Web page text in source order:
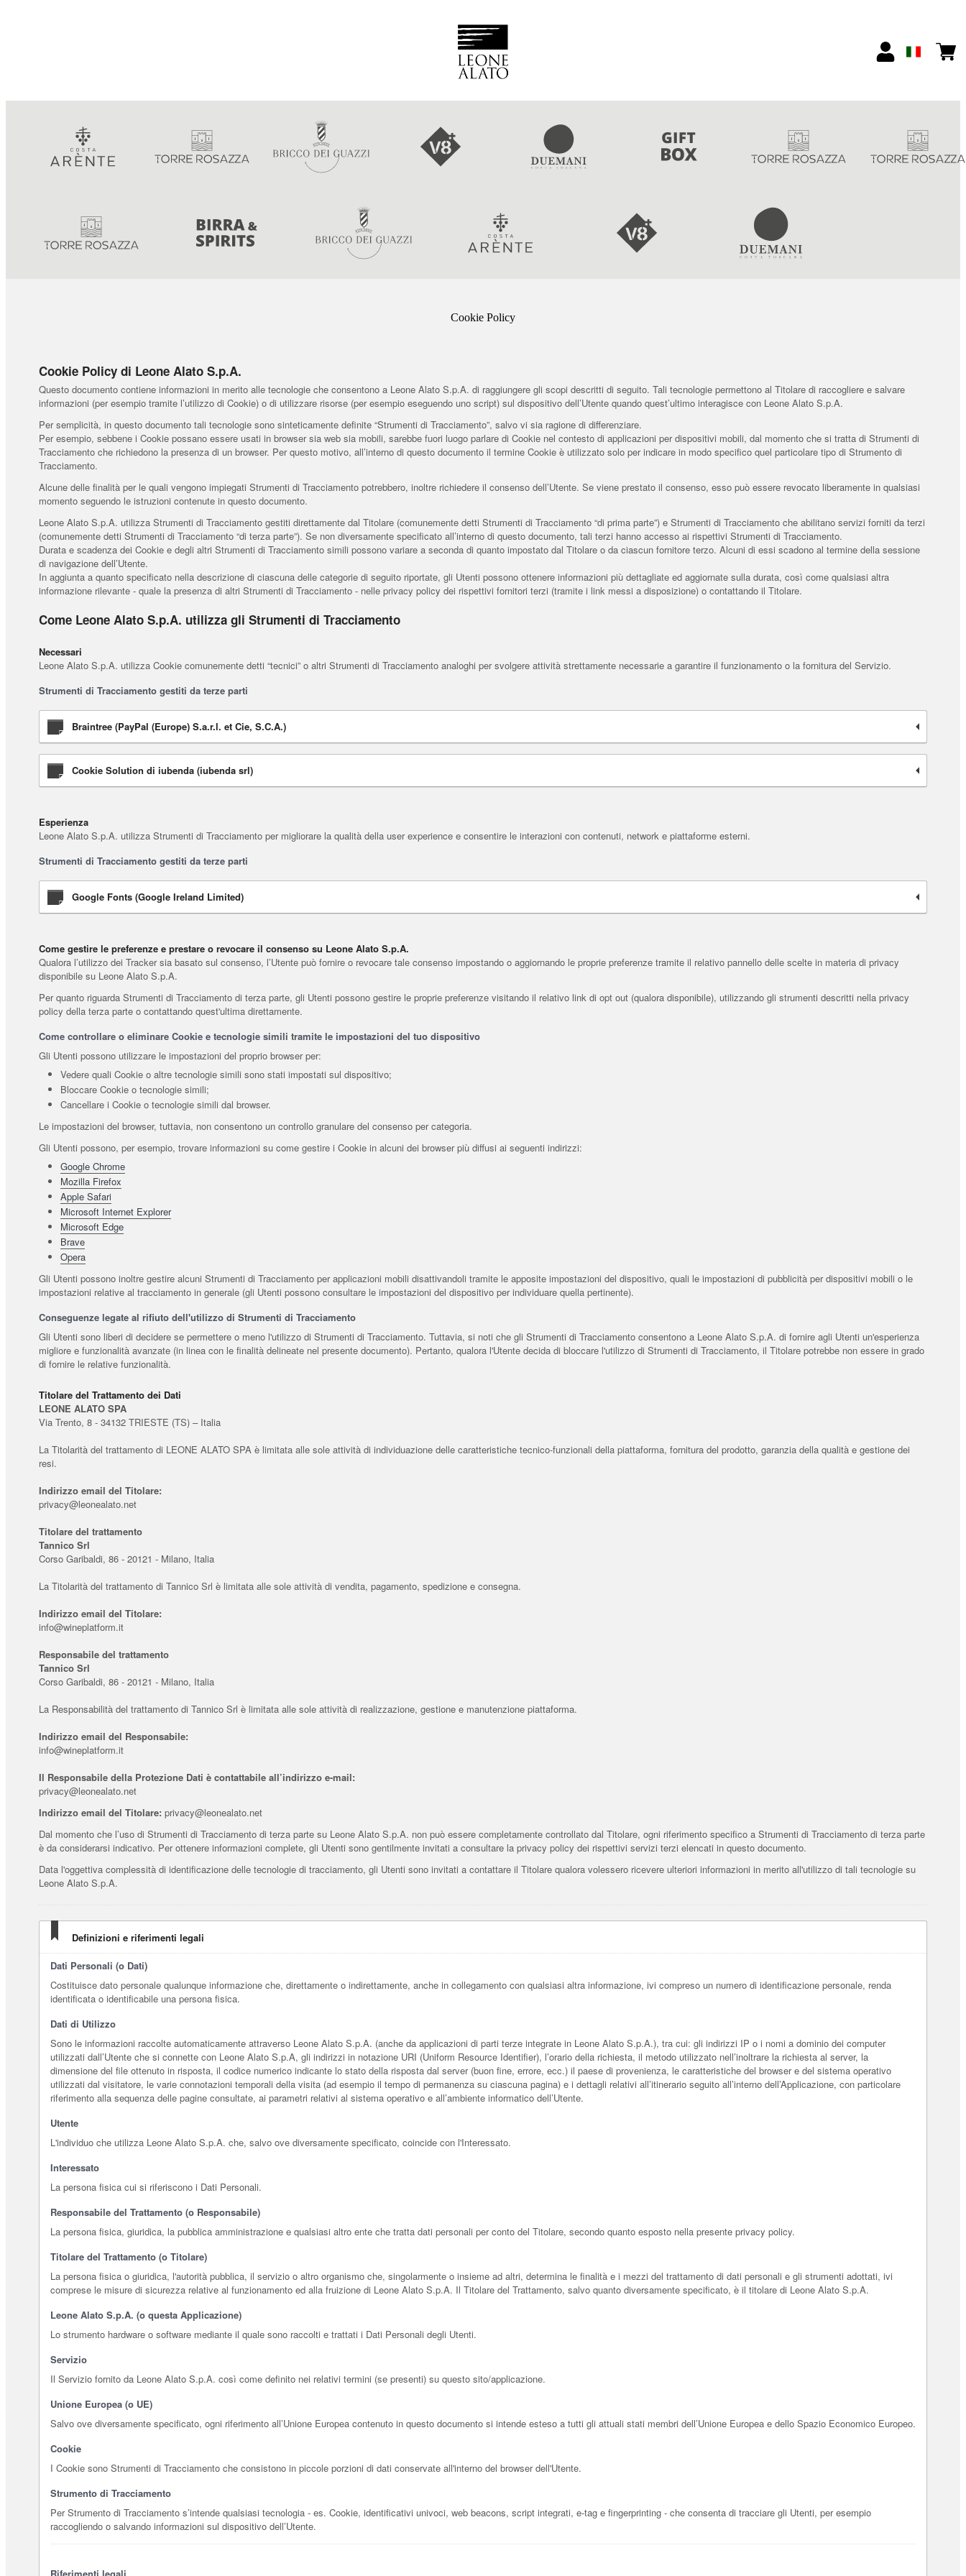
Cookie Policy
Cookie Policy di Leone Alato S.p.A.
Questo documento contiene informazioni in merito alle tecnologie che consentono a Leone Alato S.p.A. di raggiungere gli scopi descritti di seguito. Tali tecnologie permettono al Titolare di raccogliere e salvare
informazioni (per esempio tramite l’utilizzo di Cookie) o di utilizzare risorse (per esempio eseguendo uno script) sul dispositivo dell’Utente quando quest’ultimo interagisce con Leone Alato S.p.A.
Per semplicità, in questo documento tali tecnologie sono sinteticamente definite “Strumenti di Tracciamento”, salvo vi sia ragione di differenziare.
Per esempio, sebbene i Cookie possano essere usati in browser sia web sia mobili, sarebbe fuori luogo parlare di Cookie nel contesto di applicazioni per dispositivi mobili, dal momento che si tratta di Strumenti di
Tracciamento che richiedono la presenza di un browser. Per questo motivo, all’interno di questo documento il termine Cookie è utilizzato solo per indicare in modo specifico quel particolare tipo di Strumento di
Tracciamento.
Alcune delle finalità per le quali vengono impiegati Strumenti di Tracciamento potrebbero, inoltre richiedere il consenso dell’Utente. Se viene prestato il consenso, esso può essere revocato liberamente in qualsiasi
momento seguendo le istruzioni contenute in questo documento.
Leone Alato S.p.A. utilizza Strumenti di Tracciamento gestiti direttamente dal Titolare (comunemente detti Strumenti di Tracciamento “di prima parte”) e Strumenti di Tracciamento che abilitano servizi forniti da terzi
(comunemente detti Strumenti di Tracciamento “di terza parte”). Se non diversamente specificato all’interno di questo documento, tali terzi hanno accesso ai rispettivi Strumenti di Tracciamento.
Durata e scadenza dei Cookie e degli altri Strumenti di Tracciamento simili possono variare a seconda di quanto impostato dal Titolare o da ciascun fornitore terzo. Alcuni di essi scadono al termine della sessione
di navigazione dell’Utente.
In aggiunta a quanto specificato nella descrizione di ciascuna delle categorie di seguito riportate, gli Utenti possono ottenere informazioni più dettagliate ed aggiornate sulla durata, così come qualsiasi altra
informazione rilevante - quale la presenza di altri Strumenti di Tracciamento - nelle privacy policy dei rispettivi fornitori terzi (tramite i link messi a disposizione) o contattando il Titolare.
Come Leone Alato S.p.A. utilizza gli Strumenti di Tracciamento
Necessari
Leone Alato S.p.A. utilizza Cookie comunemente detti “tecnici” o altri Strumenti di Tracciamento analoghi per svolgere attività strettamente necessarie a garantire il funzionamento o la fornitura del Servizio.
Strumenti di Tracciamento gestiti da terze parti
Braintree (PayPal (Europe) S.a.r.l. et Cie, S.C.A.)
Cookie Solution di iubenda (iubenda srl)
Esperienza
Leone Alato S.p.A. utilizza Strumenti di Tracciamento per migliorare la qualità della user experience e consentire le interazioni con contenuti, network e piattaforme esterni.
Strumenti di Tracciamento gestiti da terze parti
Google Fonts (Google Ireland Limited)
Come gestire le preferenze e prestare o revocare il consenso su Leone Alato S.p.A.
Qualora l’utilizzo dei Tracker sia basato sul consenso, l’Utente può fornire o revocare tale consenso impostando o aggiornando le proprie preferenze tramite il relativo pannello delle scelte in materia di privacy
disponibile su Leone Alato S.p.A.
Per quanto riguarda Strumenti di Tracciamento di terza parte, gli Utenti possono gestire le proprie preferenze visitando il relativo link di opt out (qualora disponibile), utilizzando gli strumenti descritti nella privacy
policy della terza parte o contattando quest'ultima direttamente.
Come controllare o eliminare Cookie e tecnologie simili tramite le impostazioni del tuo dispositivo
Gli Utenti possono utilizzare le impostazioni del proprio browser per:
Vedere quali Cookie o altre tecnologie simili sono stati impostati sul dispositivo;
Bloccare Cookie o tecnologie simili;
Cancellare i Cookie o tecnologie simili dal browser.
Le impostazioni del browser, tuttavia, non consentono un controllo granulare del consenso per categoria.
Gli Utenti possono, per esempio, trovare informazioni su come gestire i Cookie in alcuni dei browser più diffusi ai seguenti indirizzi:
Google Chrome
Mozilla Firefox
Apple Safari
Microsoft Internet Explorer
Microsoft Edge
Brave
Opera
Gli Utenti possono inoltre gestire alcuni Strumenti di Tracciamento per applicazioni mobili disattivandoli tramite le apposite impostazioni del dispositivo, quali le impostazioni di pubblicità per dispositivi mobili o le
impostazioni relative al tracciamento in generale (gli Utenti possono consultare le impostazioni del dispositivo per individuare quella pertinente).
Conseguenze legate al rifiuto dell'utilizzo di Strumenti di Tracciamento
Gli Utenti sono liberi di decidere se permettere o meno l'utilizzo di Strumenti di Tracciamento. Tuttavia, si noti che gli Strumenti di Tracciamento consentono a Leone Alato S.p.A. di fornire agli Utenti un'esperienza
migliore e funzionalità avanzate (in linea con le finalità delineate nel presente documento). Pertanto, qualora l'Utente decida di bloccare l'utilizzo di Strumenti di Tracciamento, il Titolare potrebbe non essere in grado
di fornire le relative funzionalità.
Titolare del Trattamento dei Dati
LEONE ALATO SPA
Via Trento, 8 - 34132 TRIESTE (TS) – Italia
La Titolarità del trattamento di LEONE ALATO SPA è limitata alle sole attività di individuazione delle caratteristiche tecnico-funzionali della piattaforma, fornitura del prodotto, garanzia della qualità e gestione dei
resi.
Indirizzo email del Titolare:
privacy@leonealato.net
Titolare del trattamento
Tannico Srl
Corso Garibaldi, 86 - 20121 - Milano, Italia
La Titolarità del trattamento di Tannico Srl è limitata alle sole attività di vendita, pagamento, spedizione e consegna.
Indirizzo email del Titolare:
info@wineplatform.it
Responsabile del trattamento
Tannico Srl
Corso Garibaldi, 86 - 20121 - Milano, Italia
La Responsabilità del trattamento di Tannico Srl è limitata alle sole attività di realizzazione, gestione e manutenzione piattaforma.
Indirizzo email del Responsabile:
info@wineplatform.it
Il Responsabile della Protezione Dati è contattabile all’indirizzo e-mail:
privacy@leonealato.net
Indirizzo email del Titolare: privacy@leonealato.net
Dal momento che l’uso di Strumenti di Tracciamento di terza parte su Leone Alato S.p.A. non può essere completamente controllato dal Titolare, ogni riferimento specifico a Strumenti di Tracciamento di terza parte
è da considerarsi indicativo. Per ottenere informazioni complete, gli Utenti sono gentilmente invitati a consultare la privacy policy dei rispettivi servizi terzi elencati in questo documento.
Data l'oggettiva complessità di identificazione delle tecnologie di tracciamento, gli Utenti sono invitati a contattare il Titolare qualora volessero ricevere ulteriori informazioni in merito all'utilizzo di tali tecnologie su
Leone Alato S.p.A.
Definizioni e riferimenti legali
Dati Personali (o Dati)
Costituisce dato personale qualunque informazione che, direttamente o indirettamente, anche in collegamento con qualsiasi altra informazione, ivi compreso un numero di identificazione personale, renda
identificata o identificabile una persona fisica.
Dati di Utilizzo
Sono le informazioni raccolte automaticamente attraverso Leone Alato S.p.A. (anche da applicazioni di parti terze integrate in Leone Alato S.p.A.), tra cui: gli indirizzi IP o i nomi a dominio dei computer
utilizzati dall’Utente che si connette con Leone Alato S.p.A, gli indirizzi in notazione URI (Uniform Resource Identifier), l’orario della richiesta, il metodo utilizzato nell’inoltrare la richiesta al server, la
dimensione del file ottenuto in risposta, il codice numerico indicante lo stato della risposta dal server (buon fine, errore, ecc.) il paese di provenienza, le caratteristiche del browser e del sistema operativo
utilizzati dal visitatore, le varie connotazioni temporali della visita (ad esempio il tempo di permanenza su ciascuna pagina) e i dettagli relativi all’itinerario seguito all’interno dell’Applicazione, con particolare
riferimento alla sequenza delle pagine consultate, ai parametri relativi al sistema operativo e all’ambiente informatico dell’Utente.
Utente
L'individuo che utilizza Leone Alato S.p.A. che, salvo ove diversamente specificato, coincide con l'Interessato.
Interessato
La persona fisica cui si riferiscono i Dati Personali.
Responsabile del Trattamento (o Responsabile)
La persona fisica, giuridica, la pubblica amministrazione e qualsiasi altro ente che tratta dati personali per conto del Titolare, secondo quanto esposto nella presente privacy policy.
Titolare del Trattamento (o Titolare)
La persona fisica o giuridica, l'autorità pubblica, il servizio o altro organismo che, singolarmente o insieme ad altri, determina le finalità e i mezzi del trattamento di dati personali e gli strumenti adottati, ivi
comprese le misure di sicurezza relative al funzionamento ed alla fruizione di Leone Alato S.p.A. Il Titolare del Trattamento, salvo quanto diversamente specificato, è il titolare di Leone Alato S.p.A.
Leone Alato S.p.A. (o questa Applicazione)
Lo strumento hardware o software mediante il quale sono raccolti e trattati i Dati Personali degli Utenti.
Servizio
Il Servizio fornito da Leone Alato S.p.A. così come definito nei relativi termini (se presenti) su questo sito/applicazione.
Unione Europea (o UE)
Salvo ove diversamente specificato, ogni riferimento all’Unione Europea contenuto in questo documento si intende esteso a tutti gli attuali stati membri dell’Unione Europea e dello Spazio Economico Europeo.
Cookie
I Cookie sono Strumenti di Tracciamento che consistono in piccole porzioni di dati conservate all'interno del browser dell'Utente.
Strumento di Tracciamento
Per Strumento di Tracciamento s’intende qualsiasi tecnologia - es. Cookie, identificativi univoci, web beacons, script integrati, e-tag e fingerprinting - che consenta di tracciare gli Utenti, per esempio
raccogliendo o salvando informazioni sul dispositivo dell’Utente.